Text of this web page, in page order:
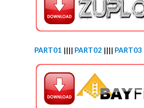
PART01 |||| PART02 |||| PART03